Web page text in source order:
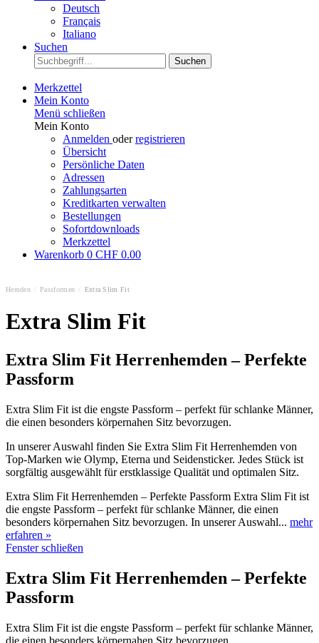
Deutsch
Français
Italiano
Suchen
Suchen
Merkzettel
Mein Konto
Menü schließen
Mein Konto
Anmelden oderregistrieren
Übersicht
Persönliche Daten
Adressen
Zahlungsarten
Kreditkarten verwalten
Bestellungen
Sofortdownloads
Merkzettel
Warenkorb 0 CHF 0.00
Hemden Passformen Extra Slim Fit
Extra Slim Fit
Extra Slim Fit Herrenhemden – Perfekte
Passform
Extra Slim Fit ist die engste Passform – perfekt für schlanke Männer,
die einen besonders körpernahen Sitz bevorzugen.
In unserer Auswahl finden Sie Extra Slim Fit Herrenhemden von
Top-Marken wie Olymp, Eterna und Seidensticker. Jedes Stück ist
sorgfältig ausgewählt für erstklassige Qualität und optimalen Sitz.
Extra Slim Fit Herrenhemden – Perfekte Passform Extra Slim Fit ist
die engste Passform – perfekt für schlanke Männer, die einen
besonders körpernahen Sitz bevorzugen. In unserer Auswahl... mehr
erfahren »
Fenster schließen
Extra Slim Fit Herrenhemden – Perfekte
Passform
Extra Slim Fit ist die engste Passform – perfekt für schlanke Männer,
die einen besonders körpernahen Sitz bevorzugen.